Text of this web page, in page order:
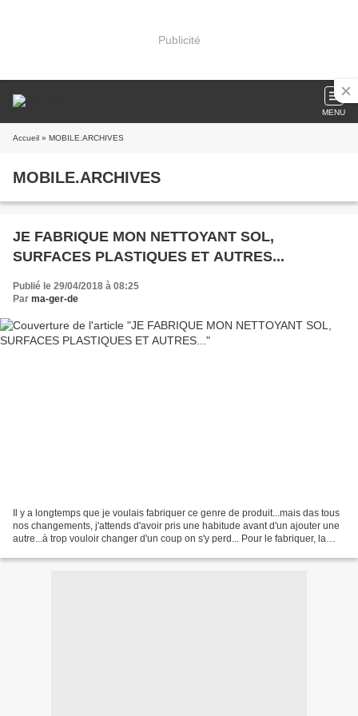
Publicité
MENU
Accueil » MOBILE.ARCHIVES
MOBILE.ARCHIVES
JE FABRIQUE MON NETTOYANT SOL,
SURFACES PLASTIQUES ET AUTRES...
Publié le 29/04/2018 à 08:25
Par ma-ger-de
Il y a longtemps que je voulais fabriquer ce genre de produit...mais das tous
nos changements, j'attends d'avoir pris une habitude avant d'un ajouter une
autre...à trop vouloir changer d'un coup on s'y perd... Pour le fabriquer, la